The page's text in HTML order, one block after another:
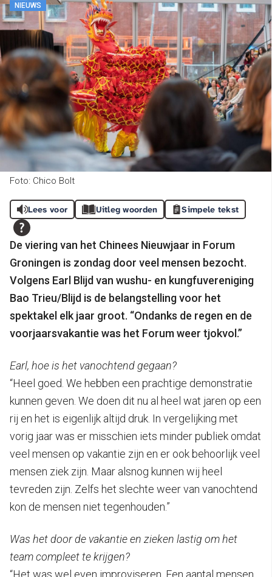
NIEUWS
Foto: Chico Bolt
Lees voor Uitleg woorden Simpele tekst
De viering van het Chinees Nieuwjaar in Forum
Groningen is zondag door veel mensen bezocht.
Volgens Earl Blijd van wushu- en kungfuvereniging
Bao Trieu/Blijd is de belangstelling voor het
spektakel elk jaar groot. “Ondanks de regen en de
voorjaarsvakantie was het Forum weer tjokvol.”
Earl, hoe is het vanochtend gegaan?
“Heel goed. We hebben een prachtige demonstratie
kunnen geven. We doen dit nu al heel wat jaren op een
rij en het is eigenlijk altijd druk. In vergelijking met
vorig jaar was er misschien iets minder publiek omdat
veel mensen op vakantie zijn en er ook behoorlijk veel
mensen ziek zijn. Maar alsnog kunnen wij heel
tevreden zijn. Zelfs het slechte weer van vanochtend
kon de mensen niet tegenhouden.”
Was het door de vakantie en zieken lastig om het
team compleet te krijgen?
“Het was wel even improviseren. Een aantal mensen